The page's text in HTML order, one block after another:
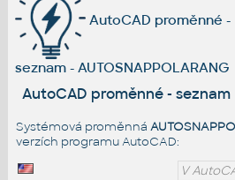
AutoCAD proměnné -
seznam - AUTOSNAPPOLARANG
AutoCAD proměnné - seznam
Systémová proměnná
verzích programu AutoCAD:
V